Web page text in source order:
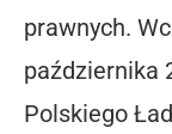
prawnych.
października
Polskiego